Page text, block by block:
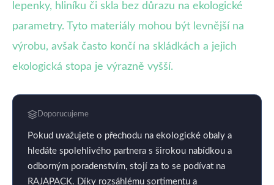
lepenky, hliníku či skla bez důrazu na ekologické
parametry. Tyto materiály mohou být levnější na
výrobu, avšak často končí na skládkách a jejich
ekologická stopa je výrazně vyšší.
Doporucujeme
Pokud uvažujete o přechodu na ekologické obaly a
hledáte spolehlivého partnera s širokou nabídkou a
odborným poradenstvím, stojí za to se podívat na
RAJAPACK. Díky rozsáhlému sortimentu a